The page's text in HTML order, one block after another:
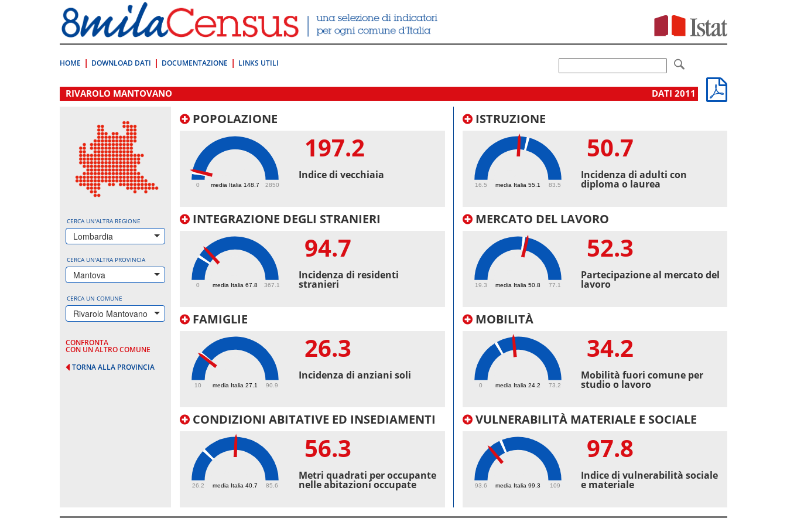
direttamente
a:
Contenuto
HOME DOWNLOAD DATI DOCUMENTAZIONE LINKS UTILI
.
RIVAROLO MANTOVANO DATI 2011
CERCA UN'ALTRA REGIONE
Lombardia
CERCA UN'ALTRA PROVINCIA
Mantova
CERCA UN COMUNE
Rivarolo Mantovano
CONFRONTA
CON UN ALTRO COMUNE
TORNA ALLA PROVINCIA
POPOLAZIONE
media Italia 148.7
0 2850
197.2
Indice di vecchiaia
INTEGRAZIONE DEGLI STRANIERI
media Italia 67.8
0 367.1
94.7
Incidenza di residenti
stranieri
FAMIGLIE
media Italia 27.1
10 90.9
26.3
Incidenza di anziani soli
CONDIZIONI ABITATIVE ED INSEDIAMENTI
media Italia 40.7
26.2 85.6
56.3
Metri quadrati per occupante
nelle abitazioni occupate
ISTRUZIONE
media Italia 55.1
16.5 83.5
50.7
Incidenza di adulti con
diploma o laurea
MERCATO DEL LAVORO
media Italia 50.8
19.3 77.1
52.3
Partecipazione al mercato del
lavoro
MOBILITÀ
media Italia 24.2
0 73.2
34.2
Mobilità fuori comune per
studio o lavoro
VULNERABILITÀ MATERIALE E SOCIALE
media Italia 99.3
93.6 109
97.8
Indice di vulnerabilità sociale
e materiale